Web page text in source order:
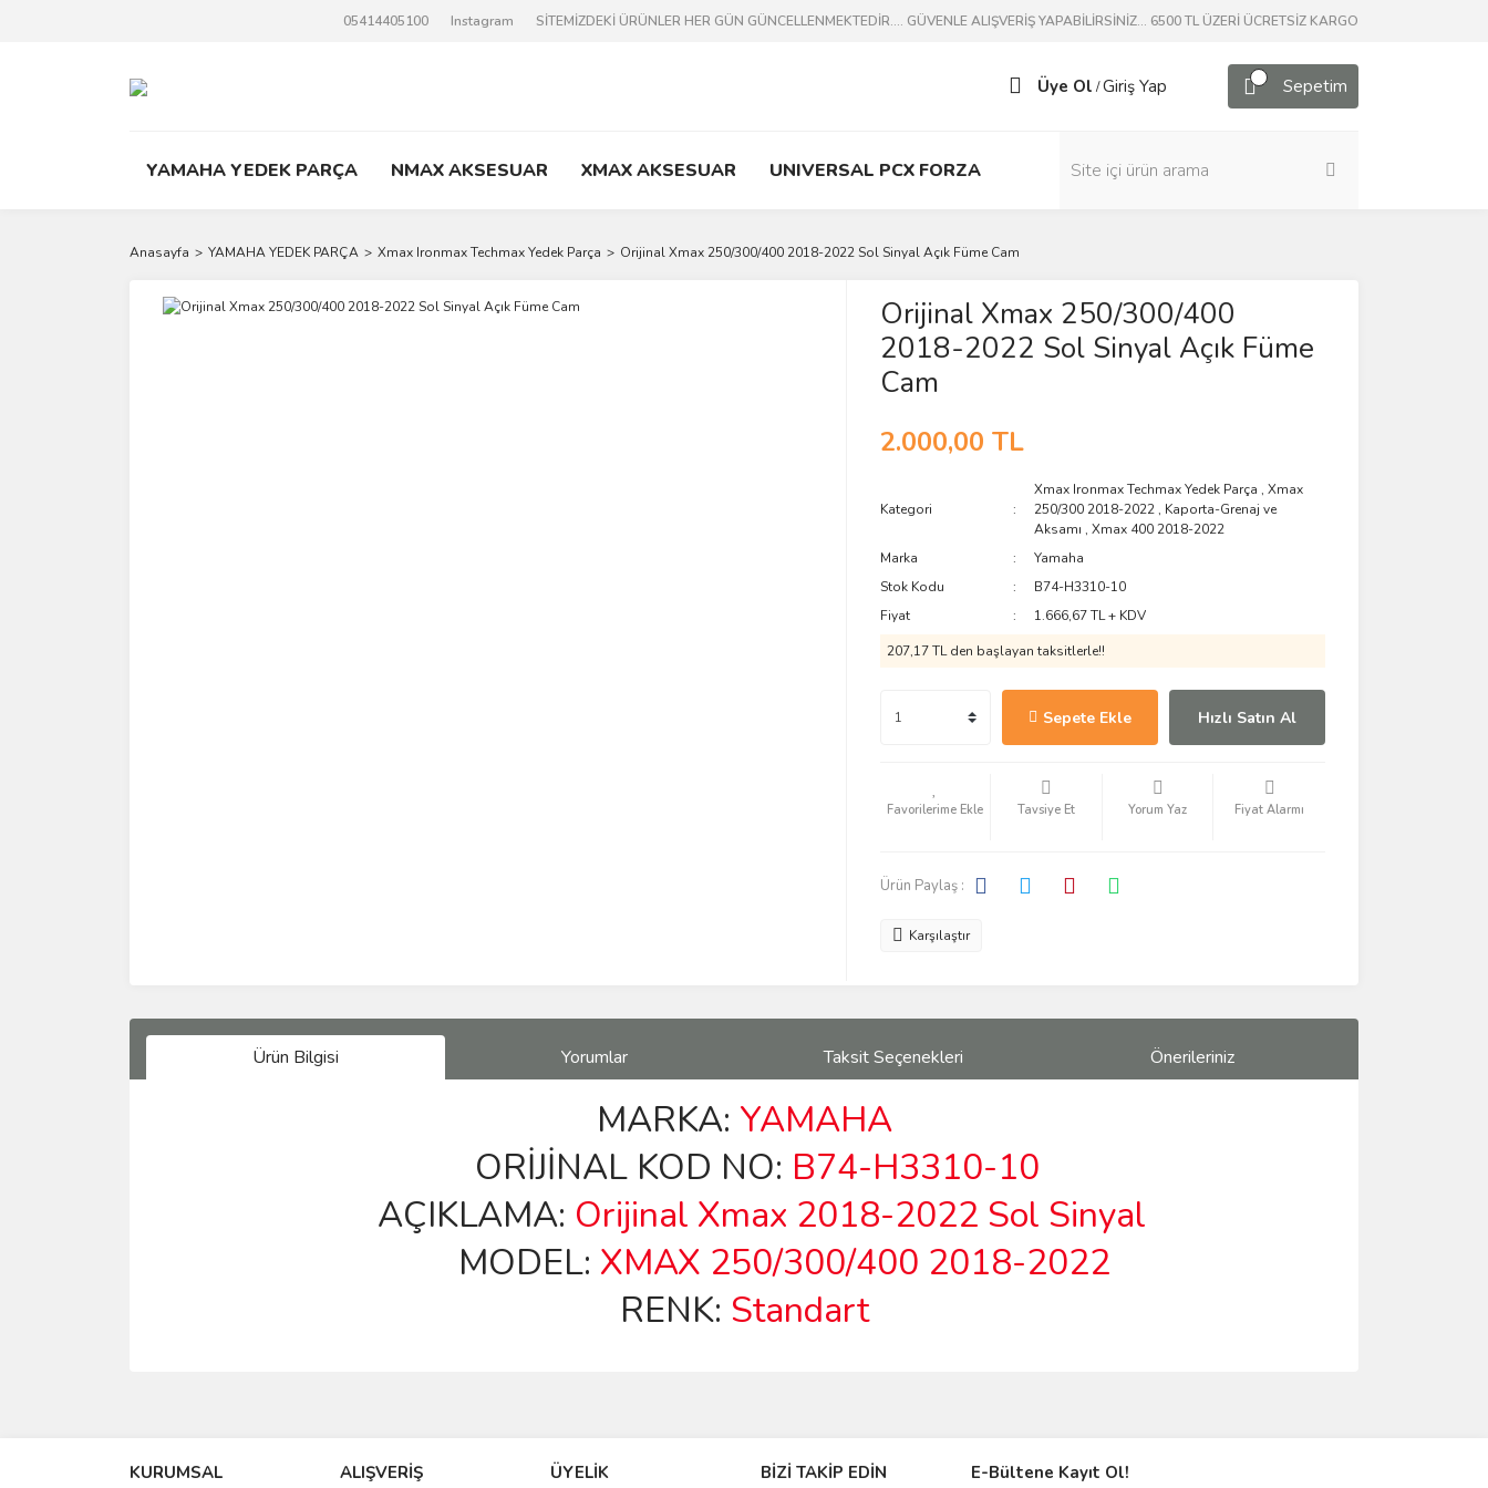
05414405100 Instagram SİTEMİZDEKİ ÜRÜNLER HER GÜN GÜNCELLENMEKTEDİR.... GÜVENLE ALIŞVERİŞ YAPABİLİRSİNİZ... 6500 TL ÜZERİ ÜCRETSİZ KARGO
Üye Ol /Giriş Yap Sepetim
YAMAHA YEDEK PARÇA NMAX AKSESUAR XMAX AKSESUAR UNIVERSAL PCX FORZA
Anasayfa YAMAHA YEDEK PARÇA Xmax Ironmax Techmax Yedek Parça Orijinal Xmax 250/300/400 2018-2022 Sol Sinyal Açık Füme Cam
Orijinal Xmax 250/300/400
2018-2022 Sol Sinyal Açık Füme
Cam
2.000,00 TL
Kategori
Xmax Ironmax Techmax Yedek Parça ,Xmax
250/300 2018-2022 , Kaporta-Grenaj ve
Aksamı ,Xmax 400 2018-2022
Marka
Yamaha
Stok Kodu
B74-H3310-10
Fiyat
1.666,67 TL + KDV
207,17 TL den başlayan taksitlerle!!
Sepete Ekle Hızlı Satın Al
Tavsiye Et Yorum Yaz Fiyat Alarmı
Ürün Paylaş :
Karşılaştır
Ürün Bilgisi Yorumlar Taksit Seçenekleri Önerileriniz
MARKA: YAMAHA
ORİJİNAL KOD NO: B74-H3310-10
AÇIKLAMA: Orijinal Xmax 2018-2022 Sol Sinyal
MODEL: XMAX 250/300/400 2018-2022
RENK: Standart
Ürün resmi kalitesiz, bozuk veya görüntülenemiyor.
KURUMSAL ALIŞVERİŞ ÜYELİK BİZİ TAKİP EDİN E-Bültene Kayıt Ol!